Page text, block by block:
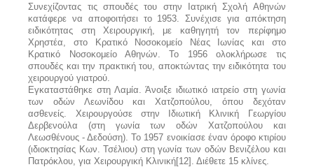
Συνεχίζοντας τις σπουδές του στην Ιατρική Σχολή Αθηνών
κατάφερε να αποφοιτήσει το 1953. Συνέχισε για απόκτηση
ειδικότητας στη Χειρουργική, με καθηγητή τον περίφημο
Χρηστέα, στο Κρατικό Νοσοκομείο Νέας Ιωνίας και στο
Κρατικό Νοσοκομείο Αθηνών. Το 1956 ολοκλήρωσε τις
σπουδές και την πρακτική του, αποκτώντας την ειδικότητα του
χειρουργού γιατρού.
Εγκαταστάθηκε στη Λαμία. Άνοιξε ιδιωτικό ιατρείο στη γωνία
των οδών Λεωνίδου και Χατζοπούλου, όπου δεχόταν
ασθενείς. Χειρουργούσε στην Ιδιωτική Κλινική Γεωργίου
Δερβενούλα (στη γωνία των οδών Χατζοπούλου και
Λεωσθένους - Δεδούση). Το 1957 ενοικίασε έναν όροφο κτιρίου
(ιδιοκτησίας Κων. Τσέλιου) στη γωνία των οδών Βενιζέλου και
Πατρόκλου, για Χειρουργική Κλινική[12]. Διέθετε 15 κλίνες.